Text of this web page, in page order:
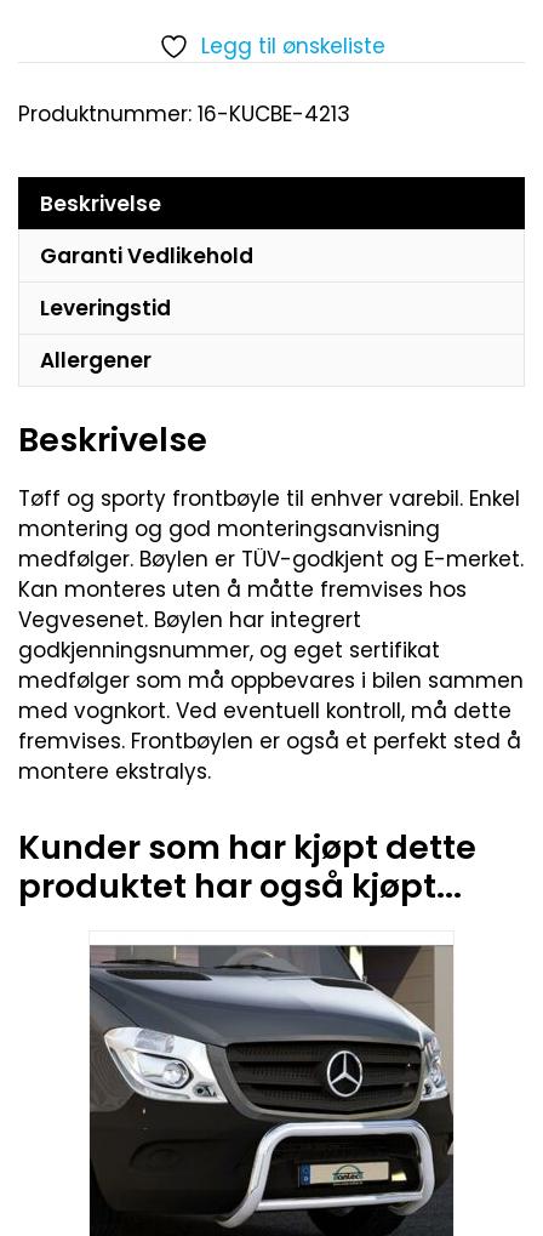
Legg til ønskeliste
Produktnummer: 16-KUCBE-4213
Beskrivelse
Garanti Vedlikehold
Leveringstid
Allergener
Beskrivelse
Tøff og sporty frontbøyle til enhver varebil. Enkel
montering og god monteringsanvisning
medfølger. Bøylen er TÜV-godkjent og E-merket.
Kan monteres uten å måtte fremvises hos
Vegvesenet. Bøylen har integrert
godkjenningsnummer, og eget sertifikat
medfølger som må oppbevares i bilen sammen
med vognkort. Ved eventuell kontroll, må dette
fremvises. Frontbøylen er også et perfekt sted å
montere ekstralys.
Kunder som har kjøpt dette
produktet har også kjøpt...